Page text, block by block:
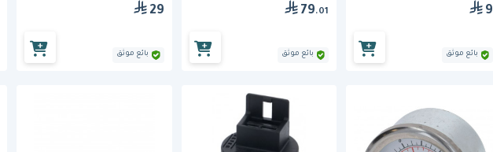
9
بائع موثق
79.01
بائع موثق
29
بائع موثق